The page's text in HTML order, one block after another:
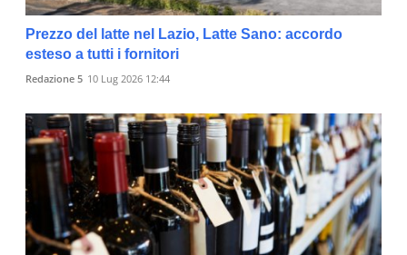
Prezzo del latte nel Lazio, Latte Sano: accordo
esteso a tutti i fornitori
Redazione 5 10 Lug 2026 12:44